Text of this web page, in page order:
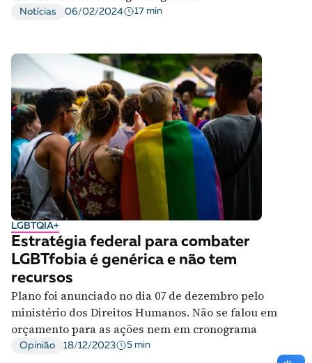
Notícias 06/02/2024 17 min
LGBTQIA+
Estratégia federal para combater
LGBTfobia é genérica e não tem
recursos
Plano foi anunciado no dia 07 de dezembro pelo
ministério dos Direitos Humanos. Não se falou em
orçamento para as ações nem em cronograma
Opinião 18/12/2023 5 min